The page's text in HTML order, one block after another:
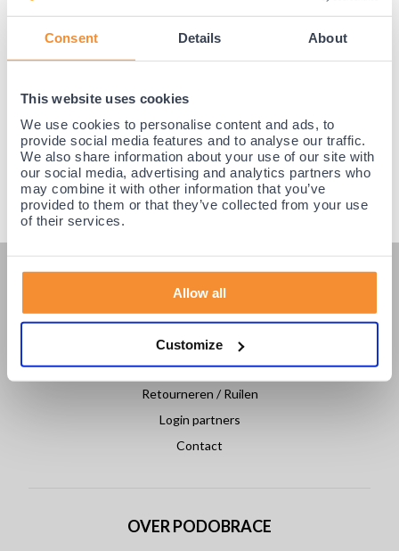
Consent Details About
This website uses cookies
We use cookies to personalise content and ads, to
provide social media features and to analyse our traffic.
We also share information about your use of our site with
our social media, advertising and analytics partners who
may combine it with other information that you’ve
provided to them or that they’ve collected from your use
of their services.
Allow all
Customize
Veelgestelde vragen
Klantenservice
Betaling & Levering
Retourneren / Ruilen
Login partners
Contact
OVER PODOBRACE